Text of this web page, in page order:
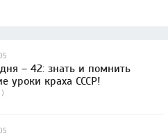
– 42: знать и помнить
уроки краха СССР!